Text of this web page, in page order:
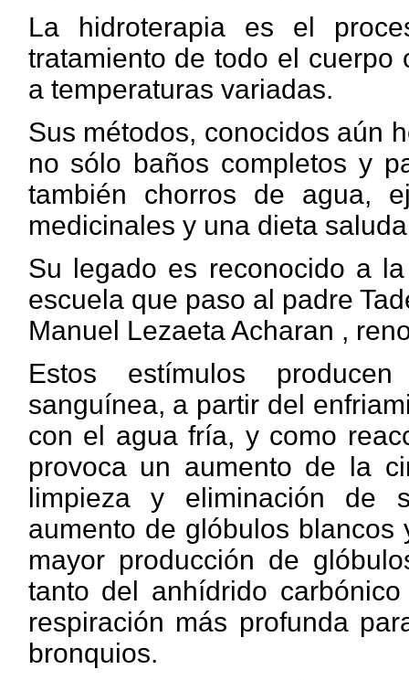
La hidroterapia es el
tratamiento de todo el
a temperaturas variadas.
Sus métodos, conocidos aún
no sólo baños completos y
también chorros de agua,
medicinales y una dieta
Su legado es reconocido a
escuela que paso al padre
Manuel Lezaeta Acharan ,
Estos estímulos
sanguínea, a partir del
con el agua fría, y como
provoca un aumento de la
limpieza y eliminación de
aumento de glóbulos
mayor producción de
tanto del anhídrido
respiración más profunda
bronquios.